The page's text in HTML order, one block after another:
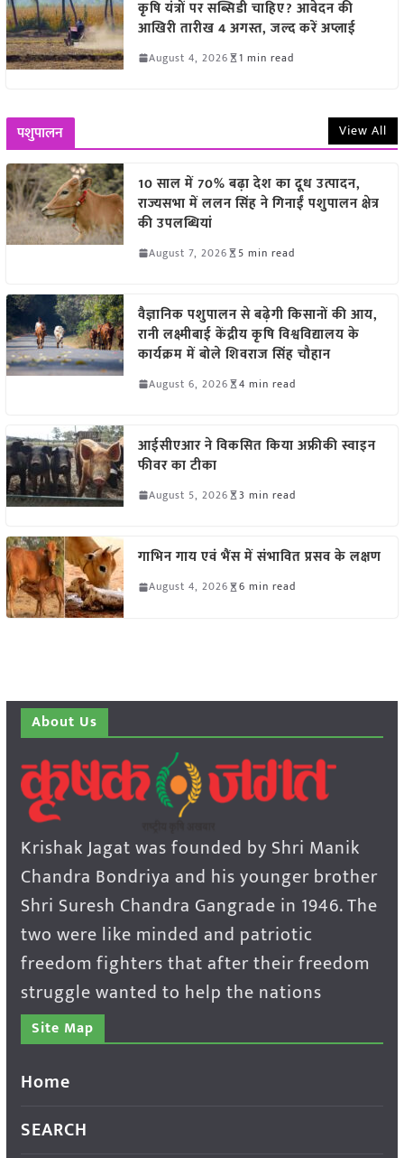
कृषि यंत्रों पर सब्सिडी चाहिए? आवेदन की
आखिरी तारीख 4 अगस्त, जल्द करें अप्लाई
August 4, 2026 1 min read
पशुपालन View All
10 साल में 70% बढ़ा देश का दूध उत्पादन,
राज्यसभा में ललन सिंह ने गिनाईं पशुपालन क्षेत्र
की उपलब्धियां
August 7, 2026 5 min read
वैज्ञानिक पशुपालन से बढ़ेगी किसानों की आय,
रानी लक्ष्मीबाई केंद्रीय कृषि विश्वविद्यालय के
कार्यक्रम में बोले शिवराज सिंह चौहान
August 6, 2026 4 min read
आईसीएआर ने विकसित किया अफ्रीकी स्वाइन
फीवर का टीका
August 5, 2026 3 min read
गाभिन गाय एवं भैंस में संभावित प्रसव के लक्षण
August 4, 2026 6 min read
About Us
Krishak Jagat was founded by Shri Manik
Chandra Bondriya and his younger brother
Shri Suresh Chandra Gangrade in 1946. The
two were like minded and patriotic
freedom fighters that after their freedom
struggle wanted to help the nations
Site Map
Home
SEARCH